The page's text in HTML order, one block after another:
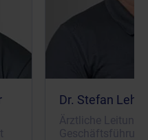
Dr. Stefan